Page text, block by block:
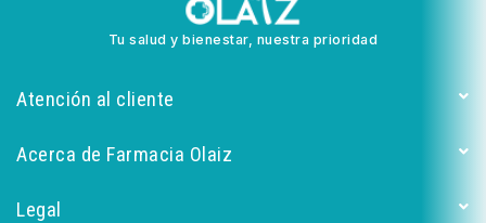
Tu salud y bienestar, nuestra prioridad
Atención al cliente
Acerca de Farmacia Olaiz
Legal